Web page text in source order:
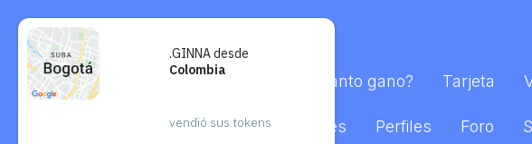
¿Cuánto gano? Tarjeta
Aliados Satélites Perfiles Foro
.GINNA desde
Colombia
vendió sus tokens